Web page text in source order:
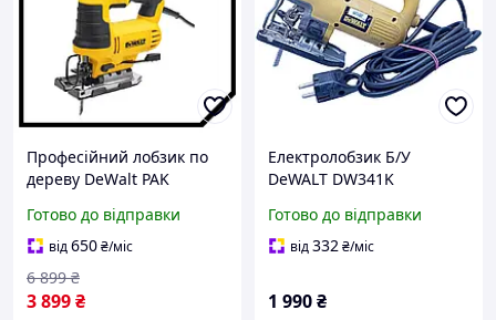
Професійний лобзик по
дереву DeWalt PAK
Готово до відправки
від650₴/міс
3 899₴
6 899 ₴
Електролобзик Б/У
DeWALT DW341K
Готово до відправки
від332₴/міс
1 990₴